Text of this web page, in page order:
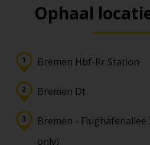
Ophaal
Bremen Hbf-Rr Station
Bremen Dt
Bremen - Flughafenallee
only)